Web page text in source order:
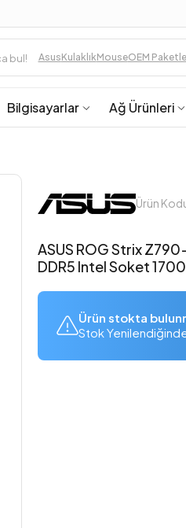
AsusKulaklıkMouseOEM
Bilgisayarlar Ağ Ürünleri
Ürün
ASUS ROG Strix
DDR5 Intel Soket
Ürün stokta
Stok